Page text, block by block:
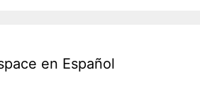
en Español